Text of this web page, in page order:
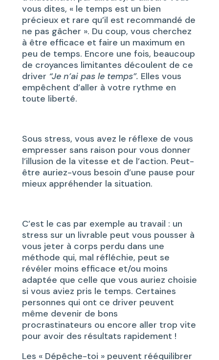
vous dites, « le temps est un bien
précieux et rare qu’il est recommandé de
ne pas gâcher ». Du coup, vous cherchez
à être efficace et faire un maximum en
peu de temps. Encore une fois, beaucoup
de croyances limitantes découlent de ce
driver “Je n’ai pas le temps”. Elles vous
empêchent d’aller à votre rythme en
toute liberté.
Sous stress, vous avez le réflexe de vous
empresser sans raison pour vous donner
l’illusion de la vitesse et de l’action. Peut-
être auriez-vous besoin d’une pause pour
mieux appréhender la situation.
C’est le cas par exemple au travail : un
stress sur un livrable peut vous pousser à
vous jeter à corps perdu dans une
méthode qui, mal réfléchie, peut se
révéler moins efficace et/ou moins
adaptée que celle que vous auriez choisie
si vous aviez pris le temps. Certaines
personnes qui ont ce driver peuvent
même devenir de bons
procrastinateurs ou encore aller trop vite
pour avoir des résultats rapidement !
Les « Dépêche-toi » peuvent rééquilibrer